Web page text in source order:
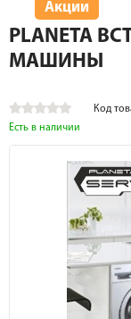
Акции
PLANETA
МАШИНЫ
Код
Есть в наличии